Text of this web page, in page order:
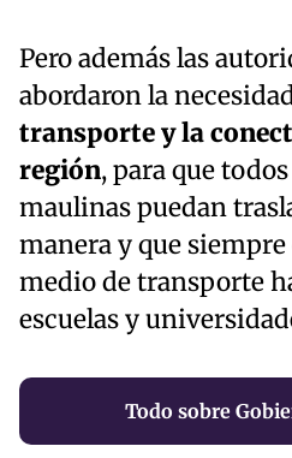
Pero además las
abordaron la
transporte y la
región, para que
maulinas puedan
manera y que
medio de transporte
escuelas y
Todo sobre